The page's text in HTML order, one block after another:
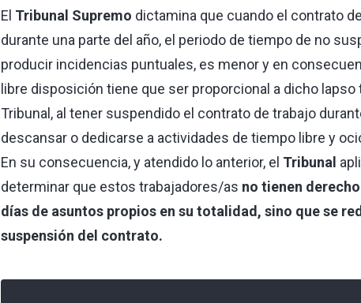
El Tribunal Supremo dictamina que cuando el contrato
durante una parte del año, el periodo de tiempo de no
producir incidencias puntuales, es menor y en
libre disposición tiene que ser proporcional a dicho lapso
Tribunal, al tener suspendido el contrato de trabajo
descansar o dedicarse a actividades de tiempo libre y
En su consecuencia, y atendido lo anterior, el Tribunal
determinar que estos trabajadores/as no tienen
días de asuntos propios en su totalidad, sino que se
suspensión del contrato.